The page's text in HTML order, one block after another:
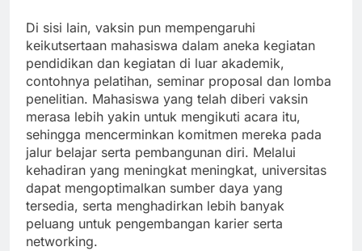
Di sisi lain, vaksin pun mempengaruhi
keikutsertaan mahasiswa dalam aneka kegiatan
pendidikan dan kegiatan di luar akademik,
contohnya pelatihan, seminar proposal dan lomba
penelitian. Mahasiswa yang telah diberi vaksin
merasa lebih yakin untuk mengikuti acara itu,
sehingga mencerminkan komitmen mereka pada
jalur belajar serta pembangunan diri. Melalui
kehadiran yang meningkat meningkat, universitas
dapat mengoptimalkan sumber daya yang
tersedia, serta menghadirkan lebih banyak
peluang untuk pengembangan karier serta
networking.